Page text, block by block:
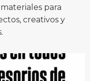
para
creativos y